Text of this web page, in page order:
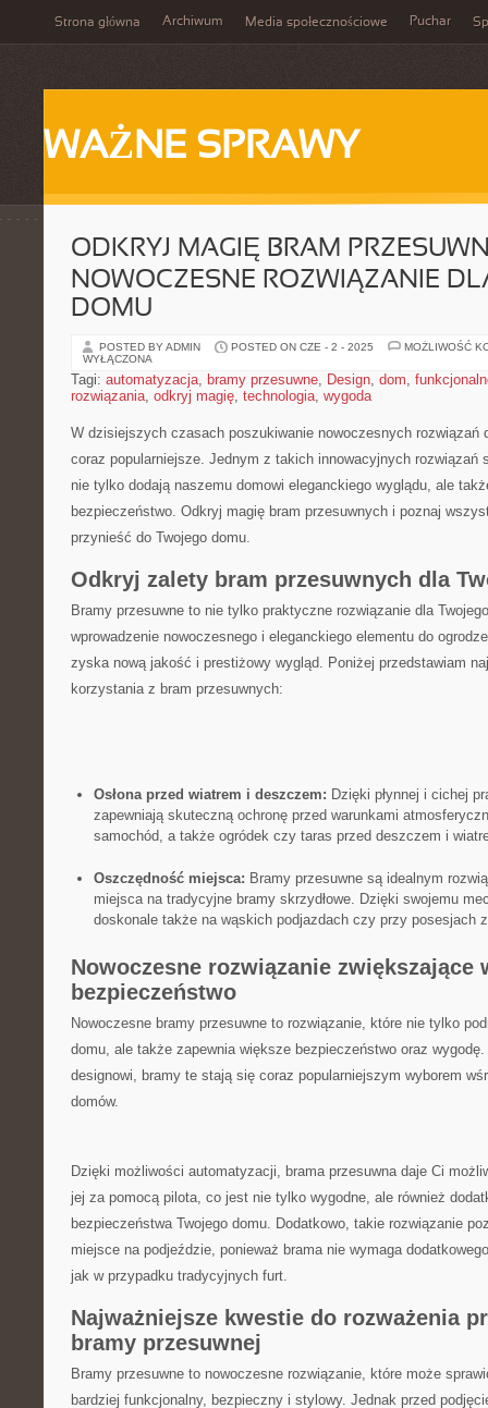
Strona główna Archiwum Media społecznościowe Puchar
WAŻNE SPRAWY
ODKRYJ MAGIĘ BRAM
NOWOCZESNE ROZWIĄZANIE
DOMU
POSTED BY ADMIN POSTED ON CZE - 2 - 2025
MOŻLIWOŚĆ
WYŁĄCZONA
Tagi: automatyzacja, bramy przesuwne, Design, dom,
rozwiązania, odkryj magię, technologia, wygoda
W dzisiejszych czasach poszukiwanie nowoczesnych rozwiązań
coraz popularniejsze. Jednym z takich innowacyjnych rozwiązań
nie tylko dodają naszemu​ domowi eleganckiego wyglądu, ale
bezpieczeństwo. Odkryj magię bram przesuwnych ‍i poznaj
przynieść do Twojego domu.
Odkryj zalety bram ‌przesuwnych dla
Bramy przesuwne to nie tylko praktyczne rozwiązanie dla
wprowadzenie nowoczesnego⁢ i⁤ eleganckiego ‌elementu do
zyska nową jakość i prestiżowy wygląd. Poniżej przedstawiam
korzystania z bram‍ przesuwnych:
Osłona przed wiatrem i deszczem: Dzięki płynnej i cichej
zapewniają skuteczną ochronę przed warunkami
samochód, a także ogródek ‌czy taras przed deszczem i
Oszczędność miejsca: Bramy przesuwne są idealnym
miejsca na tradycyjne bramy skrzydłowe. Dzięki swojemu
doskonale także na wąskich podjazdach czy przy posesjach
Nowoczesne‌ rozwiązanie zwiększające
bezpieczeństwo
Nowoczesne bramy przesuwne to rozwiązanie, które nie tylko
‍domu,⁣ ale także zapewnia większe bezpieczeństwo oraz
designowi, bramy te stają się coraz popularniejszym wyborem
domów.
Dzięki możliwości automatyzacji, brama przesuwna daje Ci
jej za pomocą pilota, co jest nie tylko wygodne, ‍ale również
bezpieczeństwa Twojego domu. Dodatkowo, takie rozwiązanie
miejsce na podjeździe, ‍ponieważ brama ​nie wymaga‌
jak w przypadku tradycyjnych furt.
Najważniejsze kwestie do rozważenia
bramy przesuwnej
Bramy przesuwne to ⁤nowoczesne rozwiązanie, ‌które może
bardziej funkcjonalny, bezpieczny i stylowy. Jednak przed